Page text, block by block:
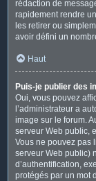
rédaction de
rapidement rendre
les retirer ou
avoir défini un
Haut
Puis-je publier des
Oui, vous pouvez
l’administrateur a
image sur le forum.
serveur Web public,
Vous ne pouvez pas
serveur Web public)
d’authentification,
protégés par un mot